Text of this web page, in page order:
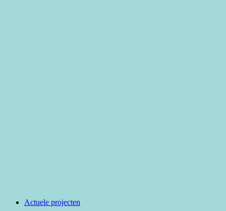
Actuele projecten